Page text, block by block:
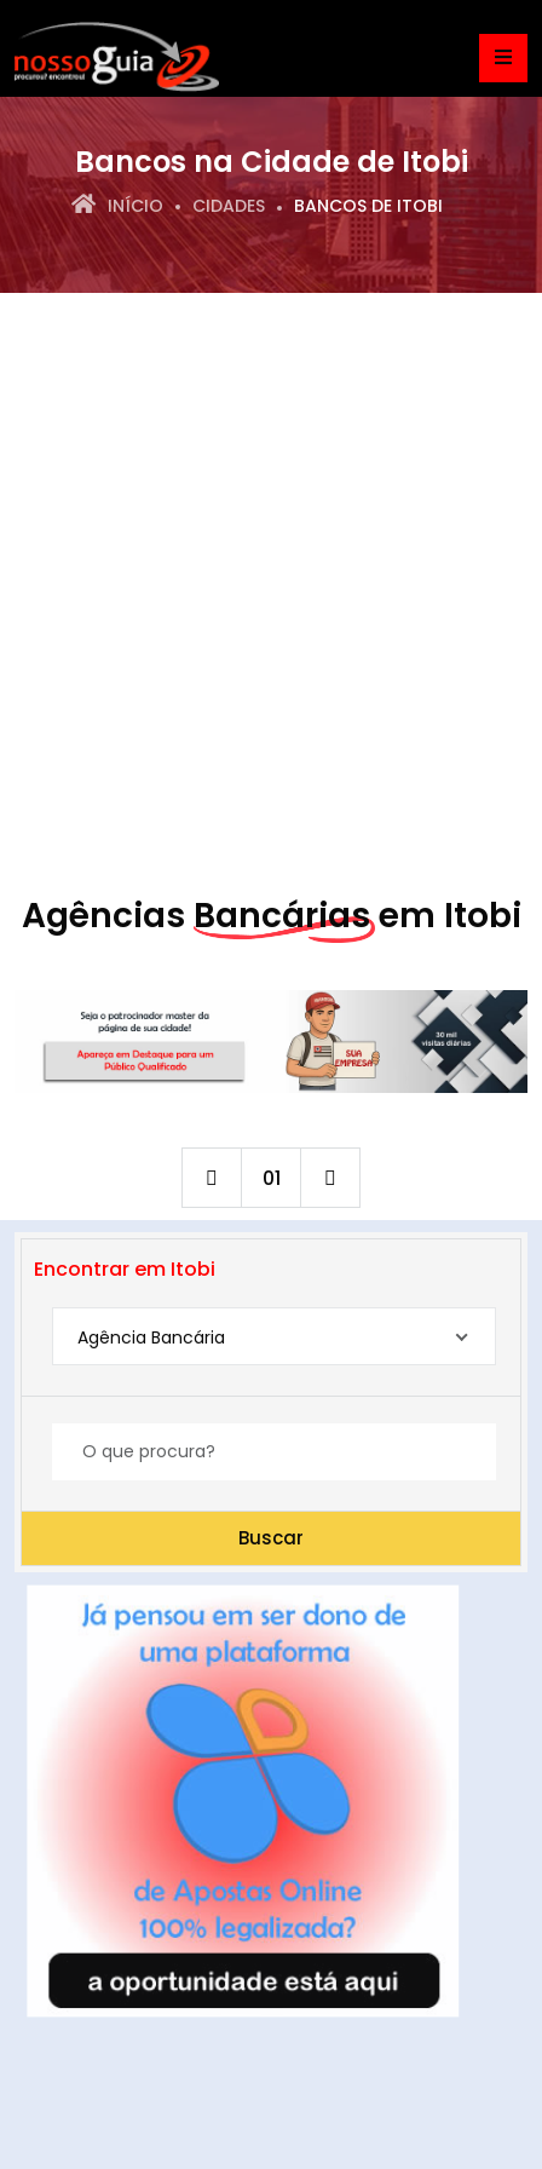
Bancos na Cidade de Itobi
INÍCIO CIDADES BANCOS DE ITOBI
Agências Bancárias em Itobi
01
Encontrar em Itobi
Agência Bancária
Buscar